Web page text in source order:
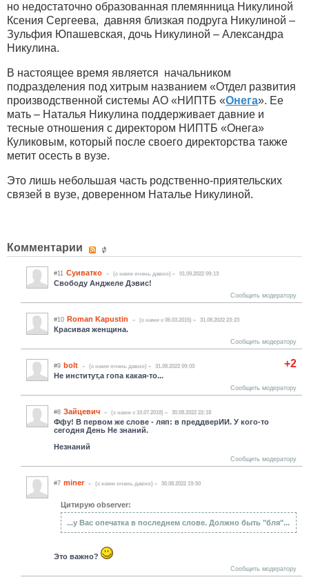
но недостаточно образованная племянница Никулиной
Ксения Сергеева, давняя близкая подруга Никулиной –
Зульфия Юпашевская, дочь Никулиной – Александра
Никулина.
В настоящее время является начальником
подразделения под хитрым названием «Отдел развития
производственной системы АО «НИПТБ «Онега». Ее
мать – Наталья Никулина поддерживает давние и
тесные отношения с директором НИПТБ «Онега»
Куликовым, который после своего директорства также
метит осесть в вузе.
Это лишь небольшая часть родственно-приятельских
связей в вузе, доверенном Наталье Никулиной.
Комментарии
#11 Суиватко (c нами очень давно) 01.09.2022 09:13
Свободу Анджеле Дэвис!
Сообщить модератору
#10 Roman Kapustin (c нами с 06.03.2015) 31.08.2022 23:23
Красивая женщина.
Сообщить модератору
+2
#9 bolt (c нами очень давно) 31.08.2022 09:03
Не институт,а гопа какая-то...
Сообщить модератору
#8 Зайцевич (c нами с 10.07.2018) 30.08.2022 22:18
Ффу! В первом же слове - ляп: в преддверИИ. У кого-то
сегодня День Не знаний.
Незнаний
Сообщить модератору
#7 miner (c нами очень давно) 30.08.2022 19:50
Цитирую observer:
...у Вас опечатка в последнем слове. Должно быть "бля"...
Это важно?
Сообщить модератору